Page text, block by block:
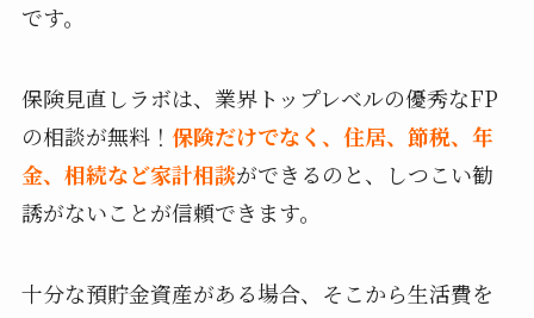
です。
保険見直しラボは、業界トップレベルの優秀なFP
の相談が無料！ 保険だけでなく、住居、節税、年
金、相続など家計相談ができるのと、しつこい勧
誘がないことが信頼できます。
十分な預貯金資産がある場合、そこから生活費を